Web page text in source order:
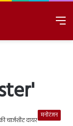
मनोरंजन